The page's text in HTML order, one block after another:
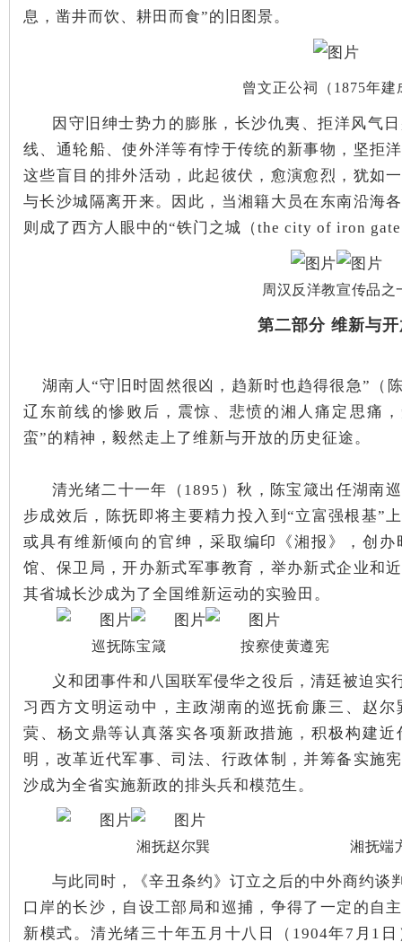
息，凿井而饮、耕田而食”的旧图景。
曾文正公祠（1875年建
因守旧绅士势力的膨胀，长沙仇夷、拒洋风气
线、通轮船、使外洋等有悖于传统的新事物，坚拒
这些盲目的排外活动，此起彼伏，愈演愈烈，犹如
与长沙城隔离开来。因此，当湘籍大员在东南沿海
则成了西方人眼中的“铁门之城（the city of iron
周汉反洋教宣传品之
第二部分 维新与开
湖南人“守旧时固然很凶，趋新时也趋得很急”（
辽东前线的惨败后，震惊、悲愤的湘人痛定思痛
蛮”的精神，毅然走上了维新与开放的历史征途。
清光绪二十一年（1895）秋，陈宝箴出任湖南
步成效后，陈抚即将主要精力投入到“立富强根基”
或具有维新倾向的官绅，采取编印《湘报》，创
馆、保卫局，开办新式军事教育，举办新式企业和
其省城长沙成为了全国维新运动的实验田。
巡抚陈宝箴 按察使黄遵宪 绅
义和团事件和八国联军侵华之役后，清廷被迫实
习西方文明运动中，主政湖南的巡抚俞廉三、赵
蓂、杨文鼎等认真落实各项新政措施，积极构建
明，改革近代军事、司法、行政体制，并筹备实施
沙成为全省实施新政的排头兵和模范生。
湘抚赵尔巽 湘抚端
与此同时，《辛丑条约》订立之后的中外商约谈
口岸的长沙，自设工部局和巡捕，争得了一定的自
新模式。 清光绪三十年五月十八日（1904年7月1